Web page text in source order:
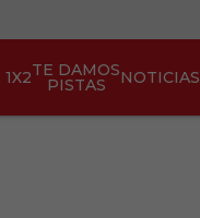
TE DAMOS
PISTAS NOTICIAS